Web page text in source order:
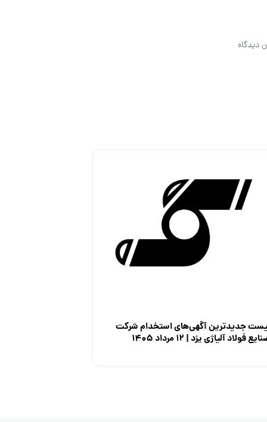
دیدگاه
جدیدترین آگهی‌های استخدام شرکت
فولاد آلیاژی یزد | ۱۲ مرداد ۱۴۰۵